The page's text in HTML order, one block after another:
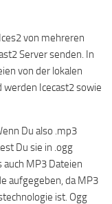
von mehreren
Server senden. In
von der lokalen
werden Icecast2 sowie
Du also .mp3
Du sie in .ogg
MP3 Dateien
aufgegeben, da MP3
ist. Ogg